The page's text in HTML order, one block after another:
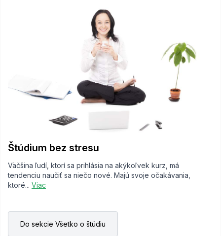
Štúdium bez stresu
Väčšina ľudí, ktorí sa prihlásia na akýkoľvek kurz, má
tendenciu naučiť sa niečo nové. Majú svoje očakávania,
ktoré... Viac
Do sekcie Všetko o štúdiu